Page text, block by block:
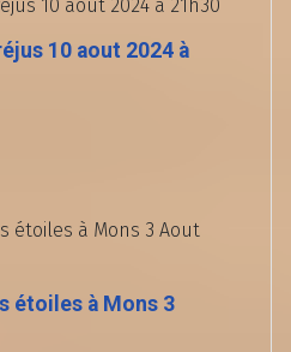
10 aout 2024 à
étoiles à Mons 3